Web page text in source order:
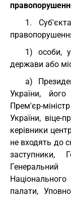
1.
1) особи,
держави або
а)
України,
Прем'єр-
України, віце-
керівники
не входять до
заступники,
палати,